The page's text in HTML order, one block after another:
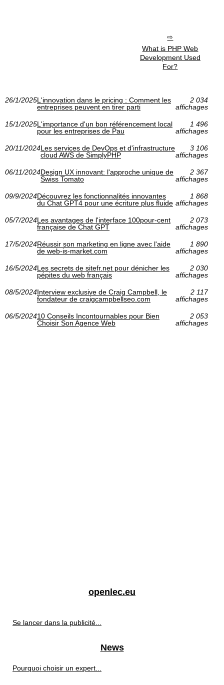
What is PHP Web
Development Used
For?
26/1/2025L'innovation dans le pricing : Comment les
entreprises peuvent en tirer parti
2 034
affichages
15/1/2025L'importance d'un bon référencement local
pour les entreprises de Pau
1 496
affichages
20/11/2024Les services de DevOps et d'infrastructure
cloud AWS de SimplyPHP
3 106
affichages
06/11/2024Design UX innovant: l'approche unique de
Swiss Tomato
2 367
affichages
09/9/2024Découvrez les fonctionnalités innovantes
du Chat GPT4 pour une écriture plus fluide
1 868
affichages
05/7/2024Les avantages de l'interface 100pour-cent
française de Chat GPT
2 073
affichages
17/5/2024Réussir son marketing en ligne avec l'aide
de web-is-market.com
1 890
affichages
16/5/2024Les secrets de sitefr.net pour dénicher les
pépites du web français
2 030
affichages
08/5/2024Interview exclusive de Craig Campbell, le
fondateur de craigcampbellseo.com
2 117
affichages
06/5/202410 Conseils Incontournables pour Bien
Choisir Son Agence Web
2 053
affichages
openlec.eu
Se lancer dans la publicité...
News
Pourquoi choisir un expert...